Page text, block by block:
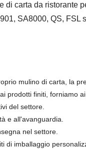
di carta da ristorante
SA8000, QS, FSL
mulino di carta, la
prodotti finiti, forniamo
del settore.
e all'avanguardia.
nel settore.
di imballaggio